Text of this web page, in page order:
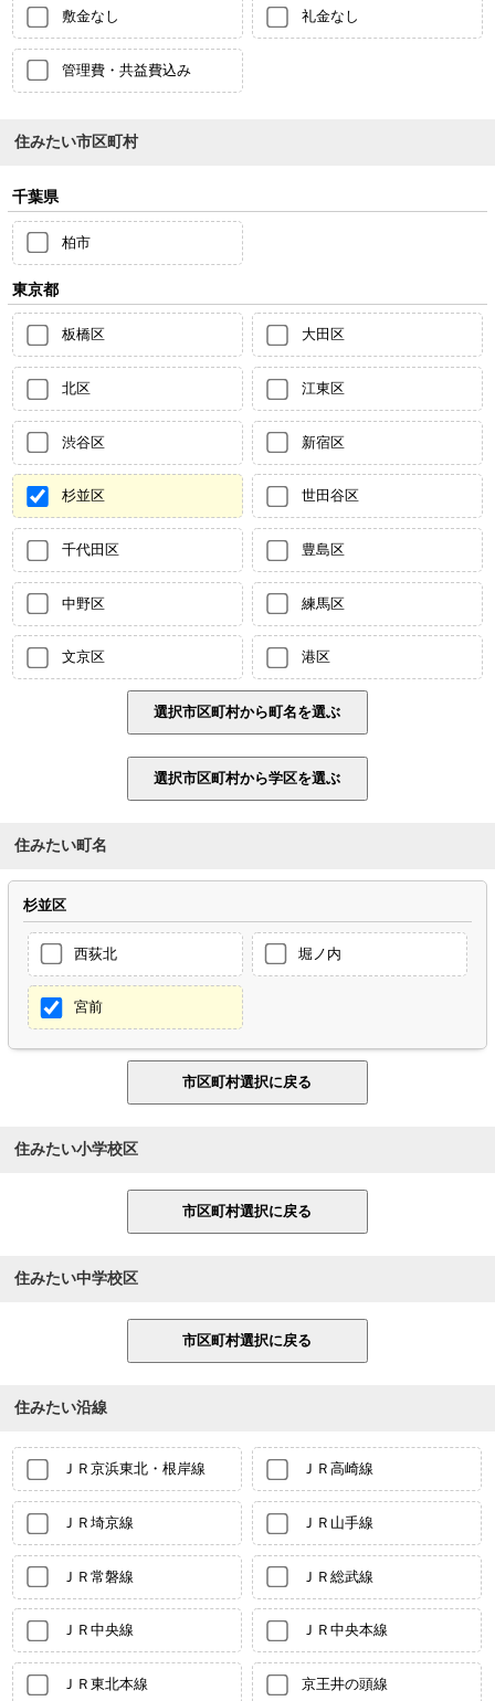
敷金なし 礼金なし
管理費・共益費込み
住みたい市区町村
千葉県
柏市
東京都
板橋区 大田区
北区 江東区
渋谷区 新宿区
杉並区 世田谷区
千代田区 豊島区
中野区 練馬区
文京区 港区
住みたい町名
杉並区
西荻北 堀ノ内
宮前
住みたい小学校区
住みたい中学校区
住みたい沿線
ＪＲ京浜東北・根岸線 ＪＲ高崎線
ＪＲ埼京線 ＪＲ山手線
ＪＲ常磐線 ＪＲ総武線
ＪＲ中央線 ＪＲ中央本線
ＪＲ東北本線 京王井の頭線